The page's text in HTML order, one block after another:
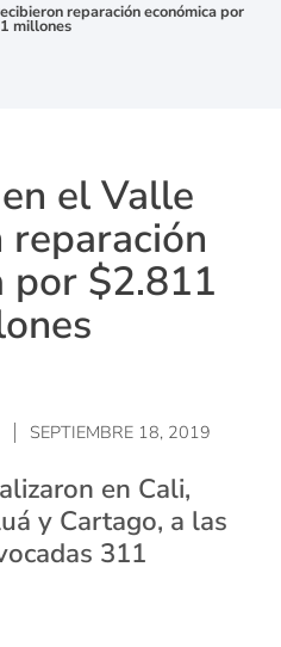
reparación económica por
millones
el Valle
por $2.811
SEPTIEMBRE 18, 2019
en Cali,
y Cartago, a las
311